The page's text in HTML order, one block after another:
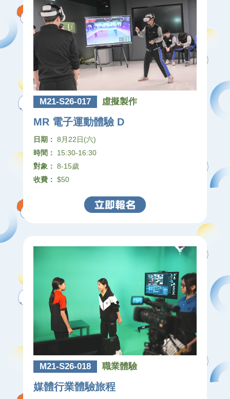
M21-S26-017 虛擬製作
MR 電子運動體驗 D
日期： 8月22日(六)
時間：
15:30-16:30
對象： 8-15歲
收費： $50
M21-S26-018 職業體驗
媒體行業體驗旅程